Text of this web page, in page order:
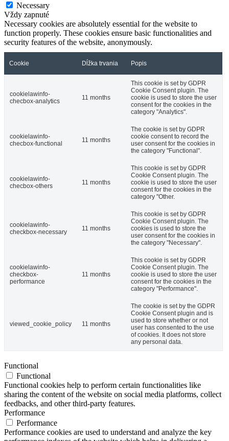
Necessary
Vždy zapnuté
Necessary cookies are absolutely essential for the website to
function properly. These cookies ensure basic functionalities and
security features of the website, anonymously.
Cookie Dĺžka trvania Popis
cookielawinfo-
checbox-analytics
11 months
This cookie is set by GDPR
Cookie Consent plugin. The
cookie is used to store the user
consent for the cookies in the
category "Analytics".
cookielawinfo-
checbox-functional
11 months
The cookie is set by GDPR
cookie consent to record the
user consent for the cookies in
the category "Functional".
cookielawinfo-
checbox-others
11 months
This cookie is set by GDPR
Cookie Consent plugin. The
cookie is used to store the user
consent for the cookies in the
category "Other.
cookielawinfo-
checkbox-necessary
11 months
This cookie is set by GDPR
Cookie Consent plugin. The
cookies is used to store the
user consent for the cookies in
the category "Necessary".
cookielawinfo-
checkbox-
performance
11 months
This cookie is set by GDPR
Cookie Consent plugin. The
cookie is used to store the user
consent for the cookies in the
category "Performance".
viewed_cookie_policy 11 months
The cookie is set by the GDPR
Cookie Consent plugin and is
used to store whether or not
user has consented to the use
of cookies. It does not store
any personal data.
Functional
Functional
Functional cookies help to perform certain functionalities like
sharing the content of the website on social media platforms, collect
feedbacks, and other third-party features.
Performance
Performance
Performance cookies are used to understand and analyze the key